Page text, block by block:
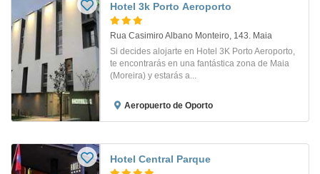
Hotel 3k Porto Aeroporto
Rua Casimiro Albano Monteiro, 143. Maia
Si decides alojarte en Hotel 3K Porto Aeroporto,
te encontrarás en una fantástica zona de Maia
(Moreira) y estarás a...
Aeropuerto de Oporto
Hotel Central Parque